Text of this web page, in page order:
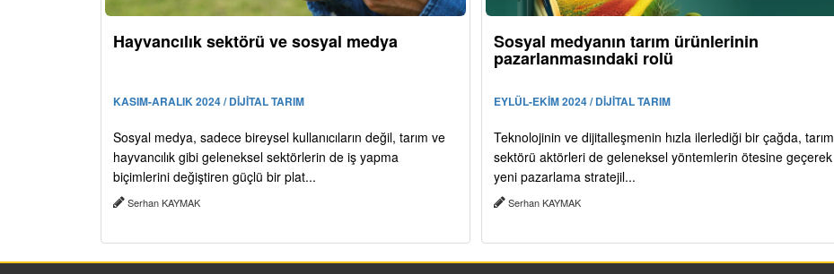
Hayvancılık sektörü ve sosyal medya
KASIM-ARALIK 2024 / DİJİTAL TARIM
Sosyal medya, sadece bireysel kullanıcıların değil, tarım ve
hayvancılık gibi geleneksel sektörlerin de iş yapma
biçimlerini değiştiren güçlü bir plat...
Serhan KAYMAK
Sosyal medyanın tarım ürünlerinin
pazarlanmasındaki rolü
EYLÜL-EKİM 2024 / DİJİTAL TARIM
Teknolojinin ve dijitalleşmenin hızla ilerlediği bir çağda, tarım
sektörü aktörleri de geleneksel yöntemlerin ötesine geçerek
yeni pazarlama stratejil...
Serhan KAYMAK